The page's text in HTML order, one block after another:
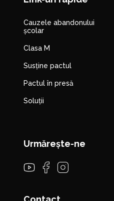
Cauzele abandonului
școlar
Clasa M
Susține pactul
Pactul în presă
Soluții
Urmărește-ne